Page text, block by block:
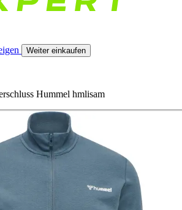
Weiter einkaufen
Hummel hmlisam